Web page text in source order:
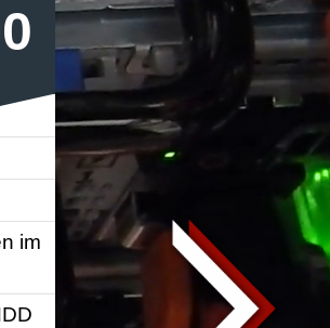
im
ab€
16 GB RAM
2 dedizierte
RAID 1
2x 600GB SAS10k